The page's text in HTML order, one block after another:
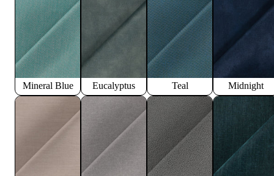
Mineral Blue Eucalyptus Teal Midnight